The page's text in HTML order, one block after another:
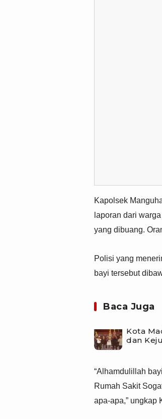
Kapolsek
laporan dari
yang dibuang.
Polisi yang
bayi tersebut
Baca Juga
Kota
dan
“Alhamdulillah
Rumah Sakit
apa-apa,” ungkap